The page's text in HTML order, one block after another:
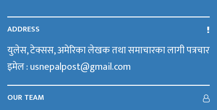
ADDRESS
युलेस, टेक्सस, अमेरिका लेखक तथा समाचारका लागी पत्रचार
इमेल : usnepalpost@gmail.com
OUR TEAM